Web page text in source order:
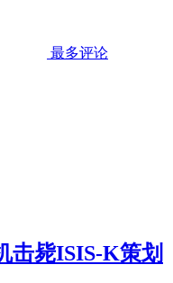
最多评论
击毙ISIS-K策划